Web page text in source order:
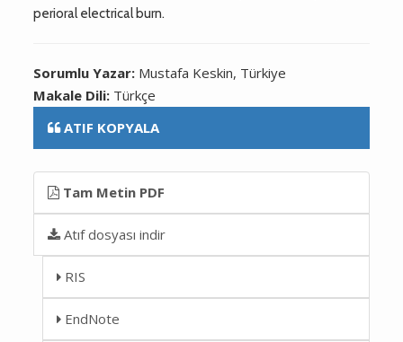
perioral electrical burn.
Sorumlu Yazar: Mustafa Keskin, Türkiye
Makale Dili: Türkçe
ATIF KOPYALA
Tam Metin PDF
Atıf dosyası indir
RIS
EndNote